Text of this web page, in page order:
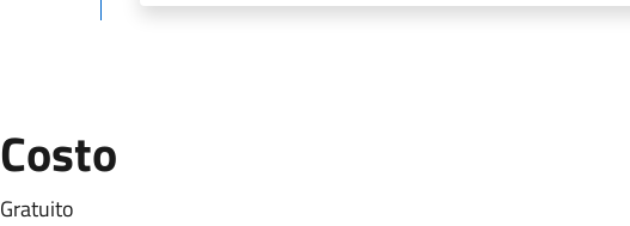
Costo
Gratuito